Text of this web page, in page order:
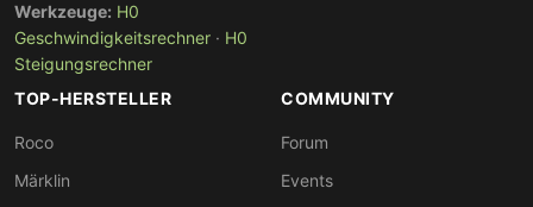
Werkzeuge: H0
Geschwindigkeitsrechner · H0
Steigungsrechner
TOP-HERSTELLER
Roco
Märklin
COMMUNITY
Forum
Events